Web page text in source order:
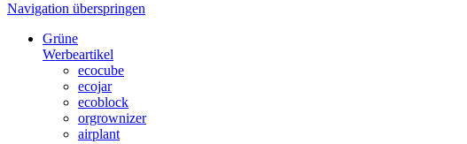
Navigation überspringen
Grüne
Werbeartikel
ecocube
ecojar
ecoblock
orgrownizer
airplant